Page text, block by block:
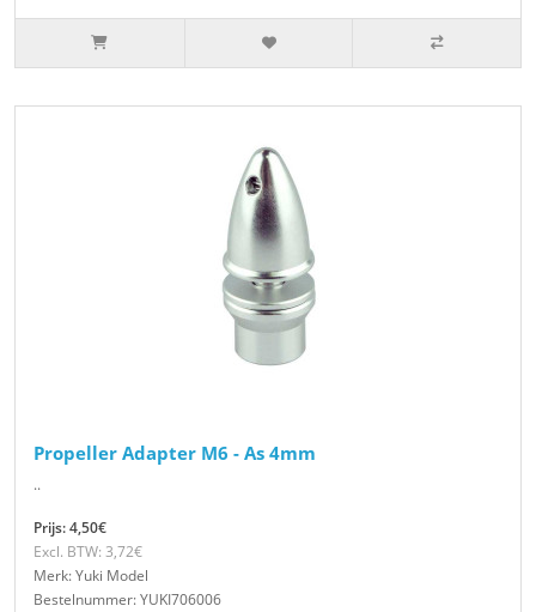
Propeller Adapter M6 - As 4mm
..
Prijs: 4,50€
Excl. BTW: 3,72€
Merk: Yuki Model
Bestelnummer: YUKI706006